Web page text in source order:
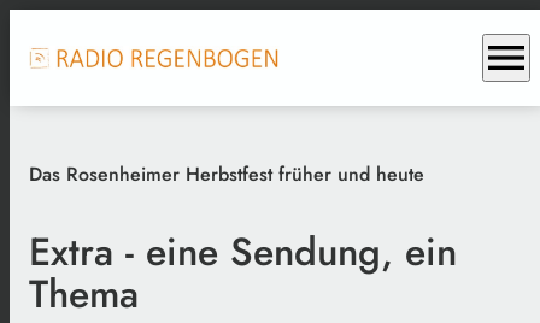
menu
Das Rosenheimer Herbstfest früher und heute
Extra - eine Sendung, ein
Thema